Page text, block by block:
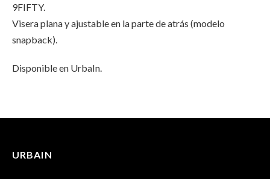
Facebook
on
Twitter
9FIFTY.
Visera plana y ajustable en la parte de atrás (modelo
snapback).
Disponible en UrbaIn.
Dimensiones
Solo los usuarios registrados que hayan comprado este
URBAIN